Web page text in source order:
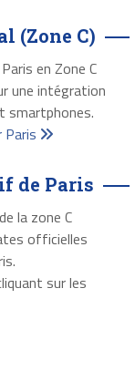
(Zone C)
en Zone C
une intégration
smartphones.
Paris
de Paris
la zone C
officielles
sur les